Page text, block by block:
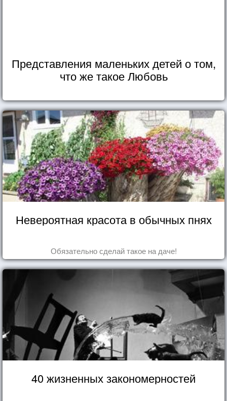
Представления маленьких детей о том,
что же такое Любовь
Невероятная красота в обычных пнях
Обязательно сделай такое на даче!
40 жизненных закономерностей